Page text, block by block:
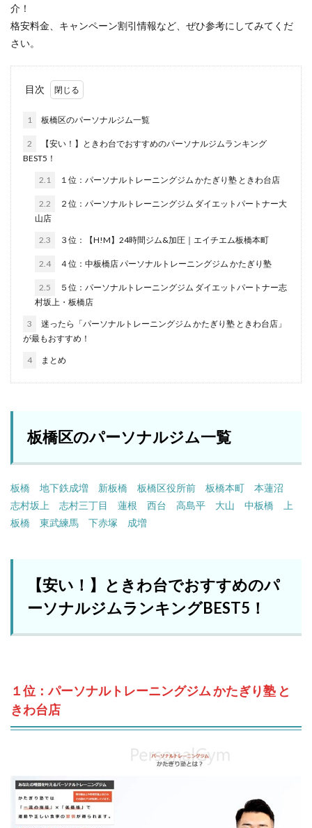
介！
格安料金、キャンペーン割引情報など、ぜひ参考にしてみてくだ
さい。
目次
1 板橋区のパーソナルジム一覧
2
【安い！】ときわ台でおすすめのパーソナルジムランキング
BEST5！
2.1 １位：パーソナルトレーニングジム かたぎり塾 ときわ台店
2.2
２位：パーソナルトレーニングジム ダイエットパートナー大
山店
2.3 ３位：【H!M】24時間ジム&加圧｜エイチエム板橋本町
2.4 ４位：中板橋店 パーソナルトレーニングジム かたぎり塾
2.5
５位：パーソナルトレーニングジム ダイエットパートナー志
村坂上・板橋店
3
迷ったら「パーソナルトレーニングジム かたぎり塾 ときわ台店」
が最もおすすめ！
4 まとめ
板橋区のパーソナルジム一覧
板橋 地下鉄成増 新板橋 板橋区役所前 板橋本町
本蓮沼
志村坂上
志村三丁目 蓮根 西台 高島平 大山 中板橋
上
板橋
東武練馬 下赤塚 成増
【安い！】ときわ台でおすすめのパ
ーソナルジムランキングBEST5！
１位：パーソナルトレーニングジム かたぎり塾 と
きわ台店